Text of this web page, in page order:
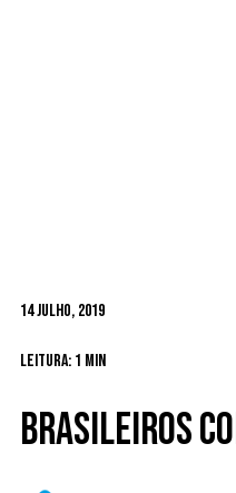
14 Julho, 2019
Leitura: 1 min
Brasileiros